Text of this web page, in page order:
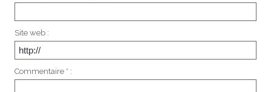
Site web :
Commentaire * :